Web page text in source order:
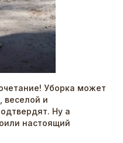
Уборка может
веселой и
Ну а
настоящий